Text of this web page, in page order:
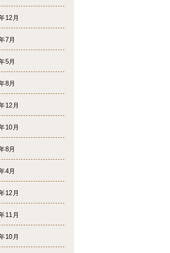
12月
7月
5月
8月
12月
10月
8月
4月
12月
11月
10月